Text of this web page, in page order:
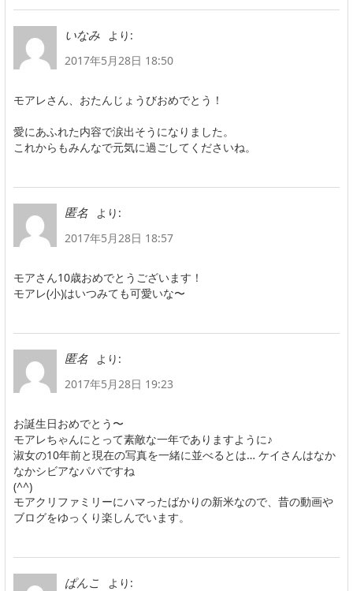
いなみ
より:
2017年5月28日 18:50
モアレさん、おたんじょうびおめでとう！
愛にあふれた内容で涙出そうになりました。
これからもみんなで元気に過ごしてくださいね。
匿名
より:
2017年5月28日 18:57
モアさん10歳おめでとうございます！
モアレ(小)はいつみても可愛いな〜
匿名
より:
2017年5月28日 19:23
お誕生日おめでとう〜
モアレちゃんにとって素敵な一年でありますように♪
淑女の10年前と現在の写真を一緒に並べるとは… ケイさんはなか
なかシビアなパパですね
(^^)
モアクリファミリーにハマったばかりの新米なので、昔の動画や
ブログをゆっくり楽しんでいます。
ぱんこ
より: